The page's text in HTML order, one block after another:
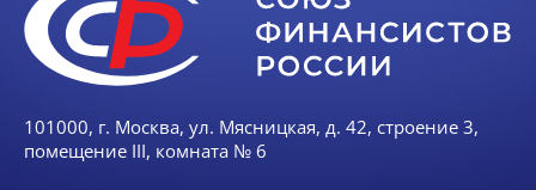
101000, г. Москва, ул. Мясницкая, д. 42, строение 3,
помещение III, комната № 6